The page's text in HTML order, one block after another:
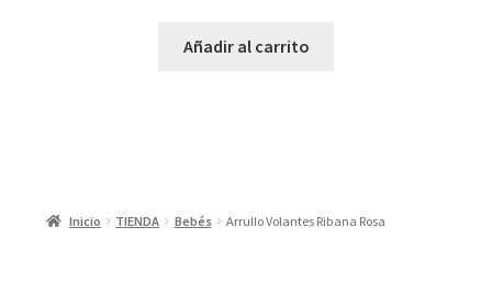
Añadir al carrito
Inicio TIENDA Bebés Arrullo Volantes Ribana Rosa